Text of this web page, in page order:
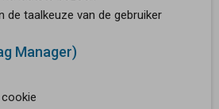
de taalkeuze van de gebruiker
Manager)